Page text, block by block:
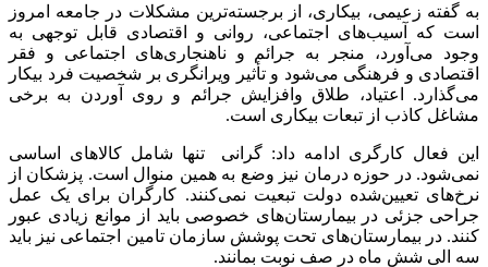
به گفته زعیمی، بیکاری، از برجسته‌ترین مشکلات در جامعه امروز
است که آسیب‌های اجتماعی، روانی و اقتصادی قابل توجهی به
وجود می‌آورد، منجر به جرائم و ناهنجاری‌های اجتماعی و فقر
اقتصادی و فرهنگی می‌شود و تأثیر ویرانگری بر شخصیت فرد بیکار
می‌گذارد. اعتیاد، طلاق وافزایش جرائم و روی آوردن به برخی
مشاغل کاذب از تبعات بیکاری است.
این فعال کارگری ادامه داد: گرانی تنها شامل کالاهای اساسی
نمی‌شود. در حوزه درمان نیز وضع به همین منوال است. پزشکان از
نرخ‌های تعیین‌شده دولت تبعیت نمی‌کنند. کارگران برای یک عمل
جراحی جزئی در بیمارستان‌های خصوصی باید از موانع زیادی عبور
کنند. در بیمارستان‌های تحت پوشش سازمان تامین اجتماعی نیز باید
سه الی شش ماه در صف نوبت بمانند.